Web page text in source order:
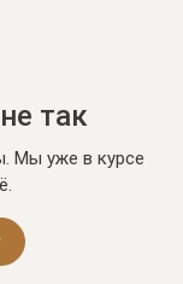
так
Мы уже в курсе